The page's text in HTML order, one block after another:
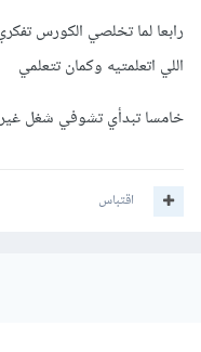
رابعا لما تخلصي الكورس
اللي اتعلمتيه وكمان تتعلمي
خامسا تبدأي تشوفي شغل
اقتباس